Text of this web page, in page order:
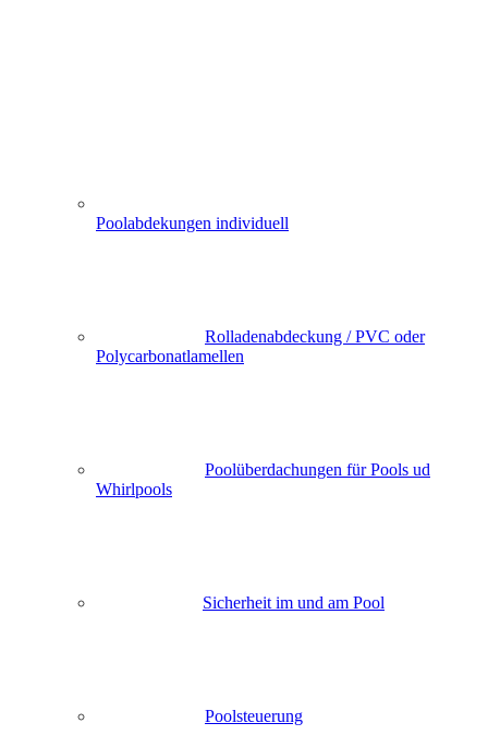
Poolabdekungen individuell
Rolladenabdeckung / PVC oder
Polycarbonatlamellen
Poolüberdachungen für Pools ud
Whirlpools
Sicherheit im und am Pool
Poolsteuerung